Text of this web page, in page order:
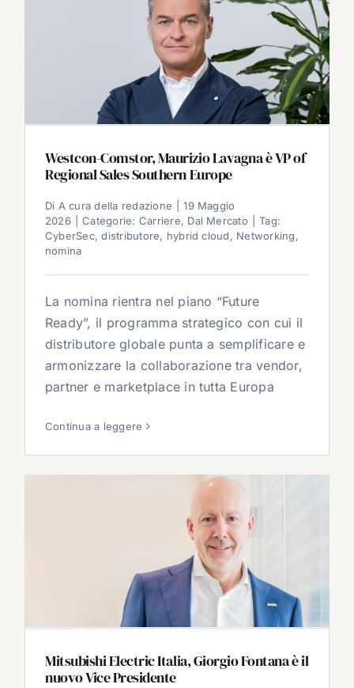
Westcon-Comstor, Maurizio Lavagna è VP of
Regional Sales Southern Europe
Di A cura della redazione
19 Maggio
2026
Categorie: Carriere, Dal Mercato
Tag:
CyberSec,distributore, hybrid cloud, Networking,
nomina
La nomina rientra nel piano “Future
Ready”, il programma strategico con cui il
distributore globale punta a semplificare e
armonizzare la collaborazione tra vendor,
partner e marketplace in tutta Europa
Continua a leggere
Mitsubishi Electric Italia, Giorgio Fontana è il
nuovo Vice Presidente